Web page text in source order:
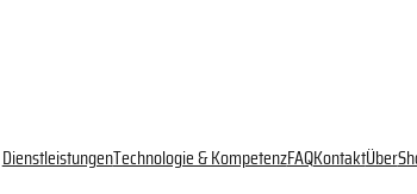
DienstleistungenTechnologie & KompetenzFAQKontaktÜber